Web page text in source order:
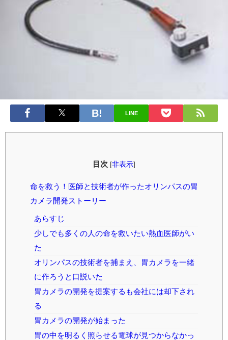
LINE
目次 [非表示]
命を救う！医師と技術者が作ったオリンパスの胃
カメラ開発ストーリー
あらすじ
少しでも多くの人の命を救いたい熱血医師がい
た
オリンパスの技術者を捕まえ、胃カメラを一緒
に作ろうと口説いた
胃カメラの開発を提案するも会社には却下され
る
胃カメラの開発が始まった
胃の中を明るく照らせる電球が見つからなかっ